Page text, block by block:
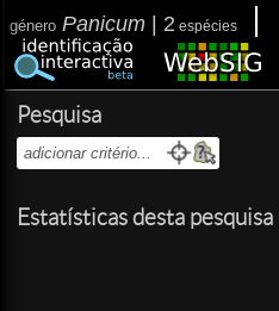
género Panicum 2 espécies
Pesquisa
Estatísticas desta pesquisa |